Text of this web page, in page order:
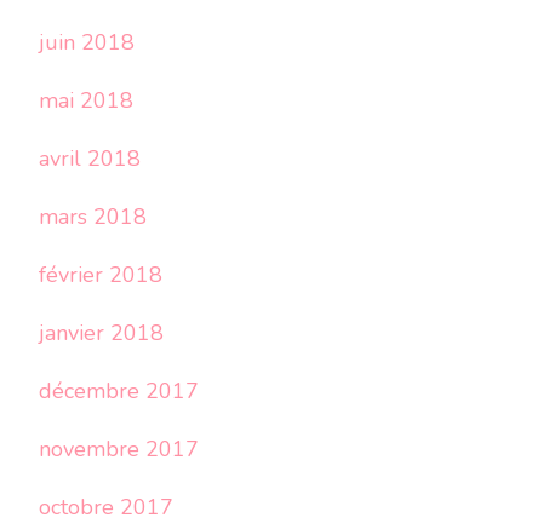
juin 2018
mai 2018
avril 2018
mars 2018
février 2018
janvier 2018
décembre 2017
novembre 2017
octobre 2017